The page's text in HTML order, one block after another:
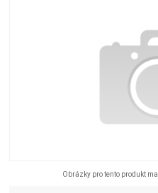
Obrázky pro tento produkt